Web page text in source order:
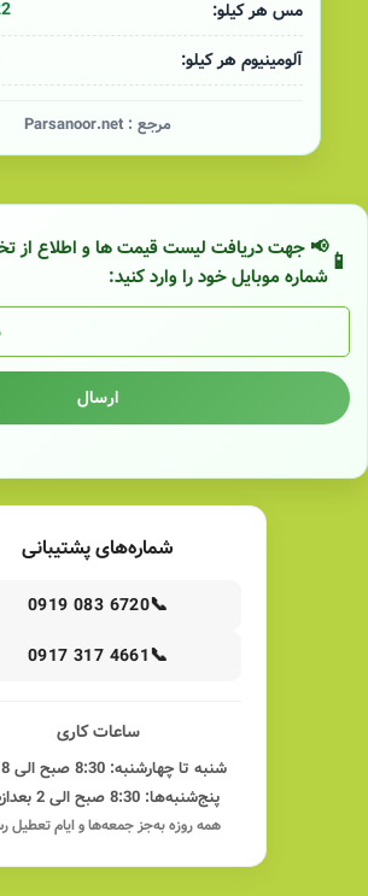
مس هر کیلو:
آلومینیوم هر کیلو:
مرجع : Parsanoor.net
📢 جهت دریافت لیست قیمت ها و اطلاع از
شماره موبایل خود را وارد کنید:
ارسال
شماره‌های پشتیبانی
📞
0919 083 6720
📞
0917 317 4661
ساعات کاری
شنبه تا چهارشنبه: 8:30 صبح الی 8 شب
پنج‌شنبه‌ها: 8:30 صبح الی 2 بعدازظهر
همه روزه به‌جز جمعه‌ها و ایام تعطیل